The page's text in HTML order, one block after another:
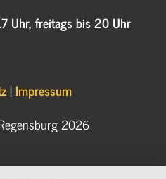
Uhr, freitags bis 20 Uhr
|Impressum
2026